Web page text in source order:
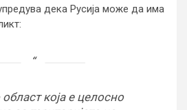
дека Русија може да има
која е целосно